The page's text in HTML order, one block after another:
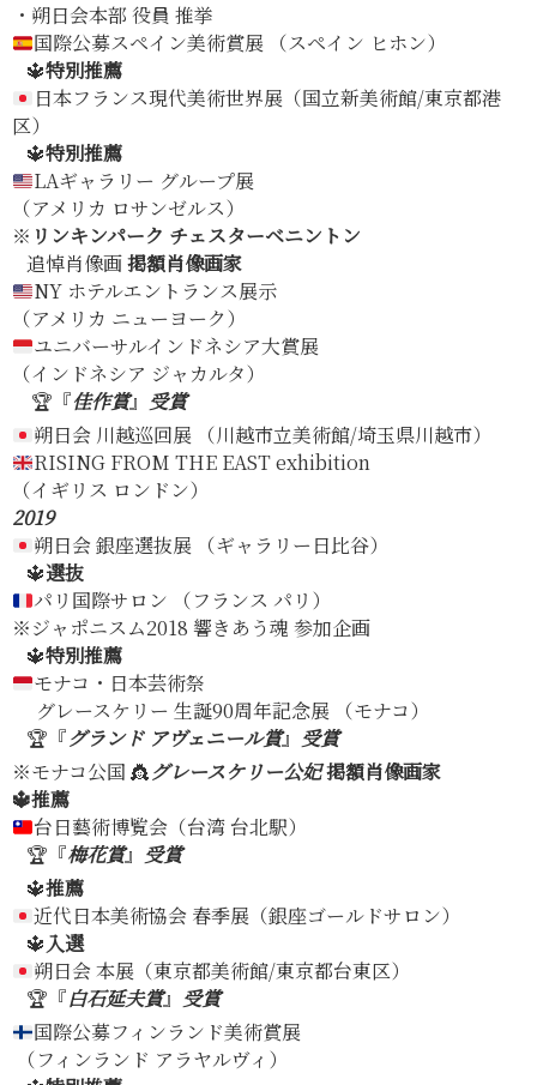
・朔日会本部 役員 推挙
国際公募スペイン美術賞展 （スペイン ヒホン）
🔱特別推薦
日本フランス現代美術世界展（国立新美術館/東京都港
区）
🔱特別推薦
LAギャラリー グループ展
（アメリカ ロサンゼルス）
※ リンキンパーク チェスターベニントン
追悼肖像画掲額肖像画家
NY ホテルエントランス展示
（アメリカ ニューヨーク）
ユニバーサルインドネシア大賞展
（インドネシア ジャカルタ）
🏆『佳作賞』 受賞
朔日会 川越巡回展 （川越市立美術館/埼玉県川越市）
RISING FROM THE EAST exhibition
（イギリス ロンドン）
2019
朔日会 銀座選抜展 （ギャラリー日比谷）
🔱選抜
パリ国際サロン （フランス パリ）
※ジャポニスム2018 響きあう魂 参加企画
🔱特別推薦
モナコ・日本芸術祭
グレースケリー 生誕90周年記念展 （モナコ）
🏆『グランド アヴェニール賞』 受賞
※モナコ公国 👸グレースケリー公妃掲額肖像画家
🔱推薦
台日藝術博覧会（台湾 台北駅）
🏆『梅花賞』 受賞
🔱推薦
近代日本美術協会 春季展（銀座ゴールドサロン）
🔱入選
朔日会 本展（東京都美術館/東京都台東区）
🏆『白石延夫賞』 受賞
国際公募フィンランド美術賞展
（フィンランド アラヤルヴィ）